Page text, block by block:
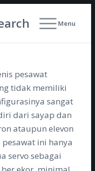
Menu
pesawat
tidak memiliki
sangat
dari sayap dan
ataupun elevon
ini hanya
servo sebagai